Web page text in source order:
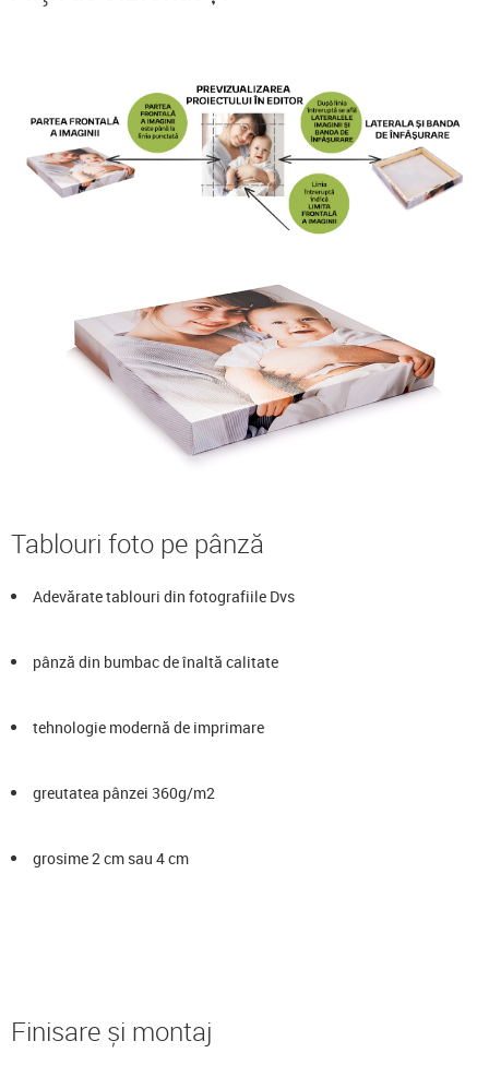
Tablouri foto pe pânză
Adevărate tablouri din fotografiile Dvs
pânză din bumbac de înaltă calitate
tehnologie modernă de imprimare
greutatea pânzei 360g/m2
grosime 2 cm sau 4 cm
Finisare și montaj